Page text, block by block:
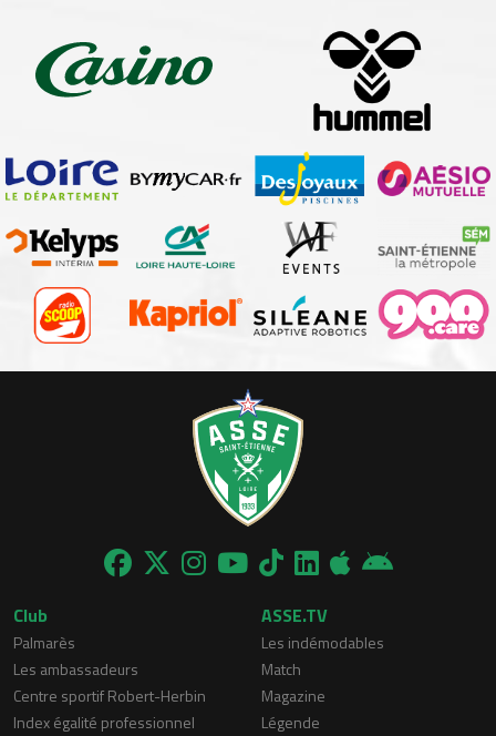
Club
Palmarès
Les ambassadeurs
Centre sportif Robert-Herbin
Index égalité professionnel
ASSE.TV
Les indémodables
Match
Magazine
Légende